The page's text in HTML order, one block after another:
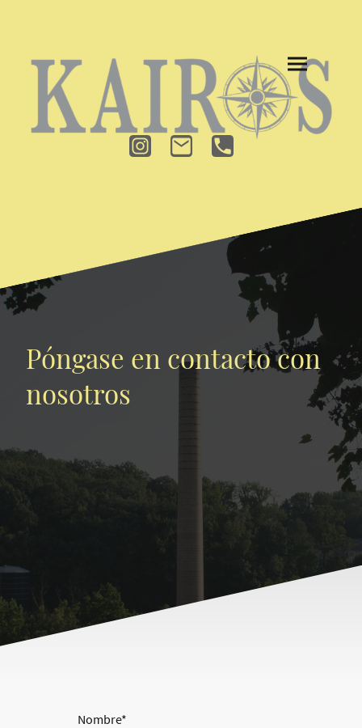
Póngase en contacto con
nosotros
Nombre*